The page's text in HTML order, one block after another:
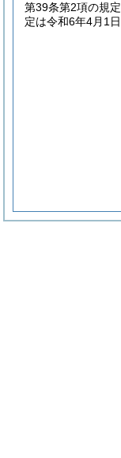
第39条第2項の規
定は令和6年4月1